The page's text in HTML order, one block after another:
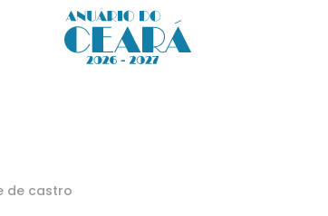
de castro